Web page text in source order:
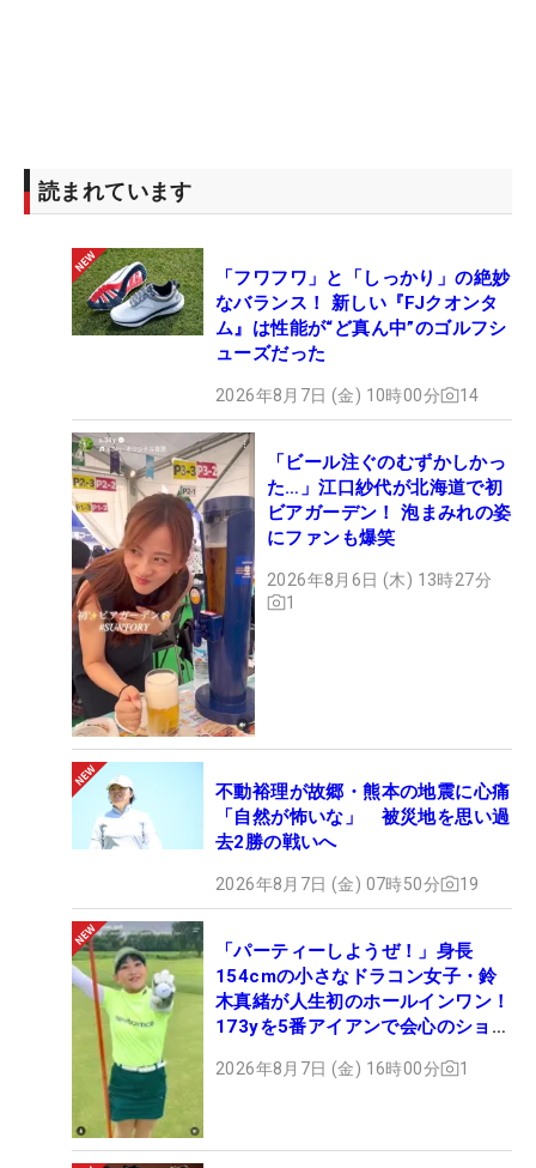
読まれています
「フワフワ」と「しっかり」の絶妙
なバランス！ 新しい『FJクオンタ
ム』は性能が“ど真ん中”のゴルフシ
ューズだった
2026年8月7日 (金) 10時00分 14
「ビール注ぐのむずかしかっ
た…」江口紗代が北海道で初
ビアガーデン！ 泡まみれの姿
にファンも爆笑
2026年8月6日 (木) 13時27分
1
不動裕理が故郷・熊本の地震に心痛
「自然が怖いな」 被災地を思い過
去2勝の戦いへ
2026年8月7日 (金) 07時50分 19
「パーティーしようぜ！」身長
154cmの小さなドラコン女子・鈴
木真緒が人生初のホールインワン！
173yを5番アイアンで会心のショッ
2026年8月7日 (金) 16時00分 1